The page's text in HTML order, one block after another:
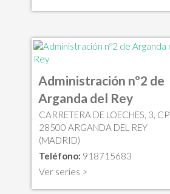
Administración nº2 de
Arganda del Rey
CARRETERA DE LOECHES, 3, CP
28500 ARGANDA DEL REY
(MADRID)
Teléfono: 918715683
Ver series >